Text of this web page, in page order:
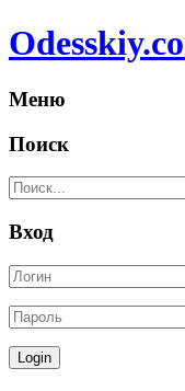
Меню
Поиск
Вход